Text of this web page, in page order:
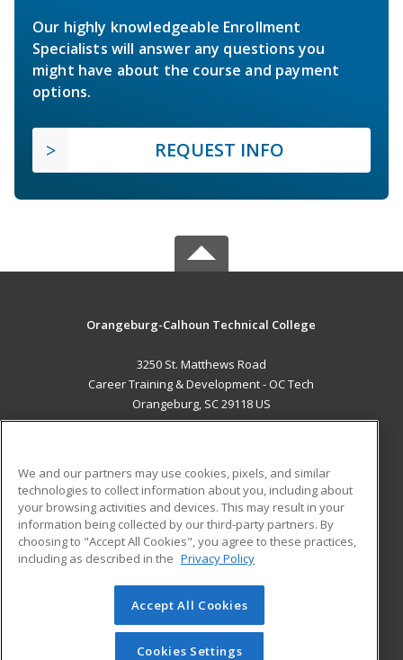
Our highly knowledgeable Enrollment
Specialists will answer any questions you
might have about the course and payment
options.
REQUEST INFO
Orangeburg-Calhoun Technical College
3250 St. Matthews Road
Career Training & Development - OC Tech
Orangeburg, SC 29118 US
ADDITIONAL RESOURCES
Military
Financial Assistance
Help
Student Blog
© 2026 ed2go, a division of Cengage Learning. All rights
reserved. The material on this site cannot be reproduced or
redistributed unless you have obtained prior written
We and our partners may use cookies, pixels, and similar
technologies to collect information about you, including about
your browsing activities and devices. This may result in your
information being collected by our third-party partners. By
choosing to "Accept All Cookies", you agree to these practices,
including as described in the Privacy Policy
Accept All Cookies
Cookies Settings